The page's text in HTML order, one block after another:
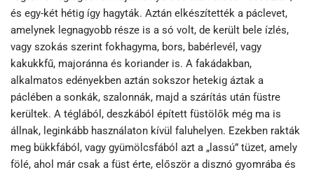
és egy-két hétig így hagyták. Aztán elkészítették a páclevet,
amelynek legnagyobb része is a só volt, de került bele ízlés,
vagy szokás szerint fokhagyma, bors, babérlevél, vagy
kakukkfű, majoránna és koriander is. A fakádakban,
alkalmatos edényekben aztán sokszor hetekig áztak a
páclében a sonkák, szalonnák, majd a szárítás után füstre
kerültek. A téglából, deszkából épített füstölők még ma is
állnak, leginkább használaton kívül faluhelyen. Ezekben rakták
meg bükkfából, vagy gyümölcsfából azt a „lassú” tüzet, amely
fölé, ahol már csak a füst érte, először a disznó gyomrába és